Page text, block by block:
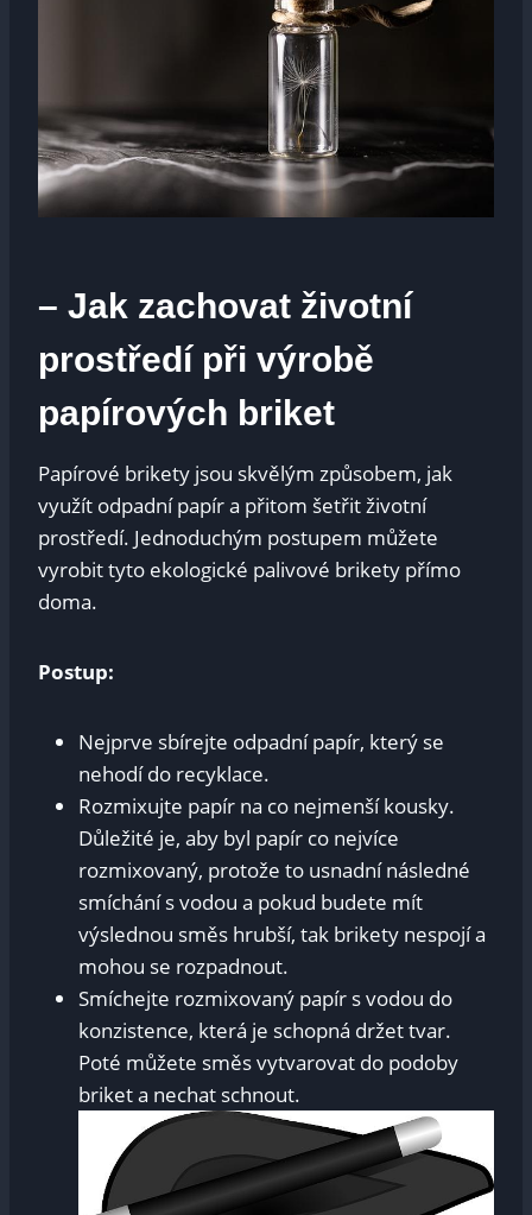
– Jak zachovat životní
prostředí při ⁢výrobě
papírových briket
Papírové brikety jsou skvělým způsobem, jak
využít ⁢odpadní papír a přitom ⁢šetřit ⁣životní
prostředí. Jednoduchým postupem můžete
vyrobit​ tyto ekologické palivové ‌brikety ⁣přímo
doma.
Postup:
Nejprve sbírejte odpadní papír, který⁣ se
nehodí do ⁣recyklace.
Rozmixujte papír na co nejmenší kousky.
Důležité je, aby byl papír co nejvíce
‌rozmixovaný, protože to ⁤usnadní‌ následné
smíchání s vodou a pokud budete mít
výslednou směs hrubší, tak brikety‍ nespojí a
mohou se​ rozpadnout.
Smíchejte rozmixovaný‌ papír s vodou do
konzistence, ⁤která je schopná držet tvar.
Poté​ můžete směs vytvarovat do ⁣podoby
briket a nechat schnout.